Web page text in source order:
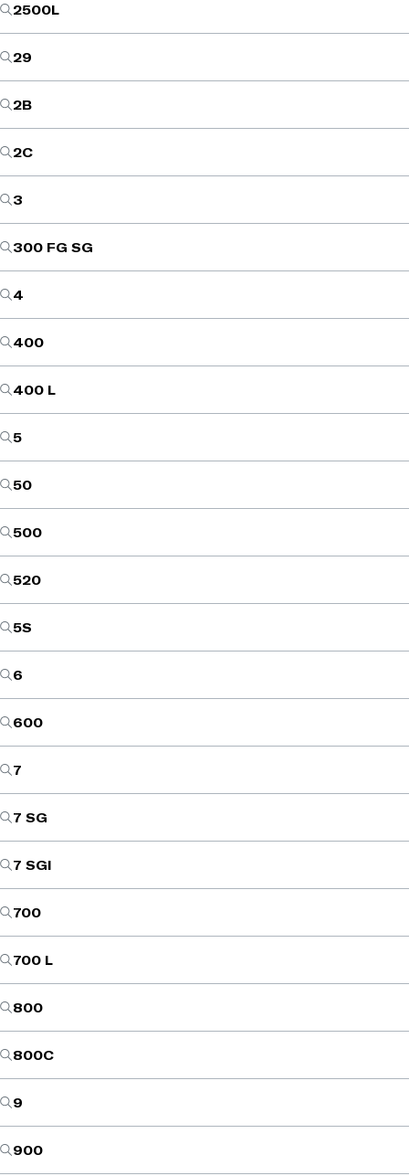
2500L
29
2B
2C
3
300 FG SG
4
400
400 L
5
50
500
520
5S
6
600
7
7 SG
7 SGI
700
700 L
800
800C
9
900